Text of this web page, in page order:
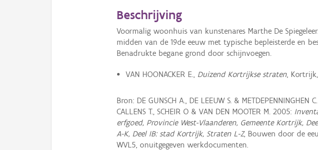
Beschrijving
Voormalig woonhuis van kunstenares Marthe De
midden van de 19de eeuw met typische bepleisterde en
Benadrukte begane grond door schijnvoegen.
VAN HOONACKER E., Duizend Kortrijkse straten,
Bron: DE GUNSCH A., DE LEEUW S. &
CALLENS T., SCHEIR O & VAN DEN MOOTER M. 2005:
erfgoed, Provincie West-Vlaanderen, Gemeente Kortrijk,
A-K, Deel IB: stad Kortrijk, Straten L-Z, Bouwen door de
WVL5, onuitgegeven werkdocumenten.